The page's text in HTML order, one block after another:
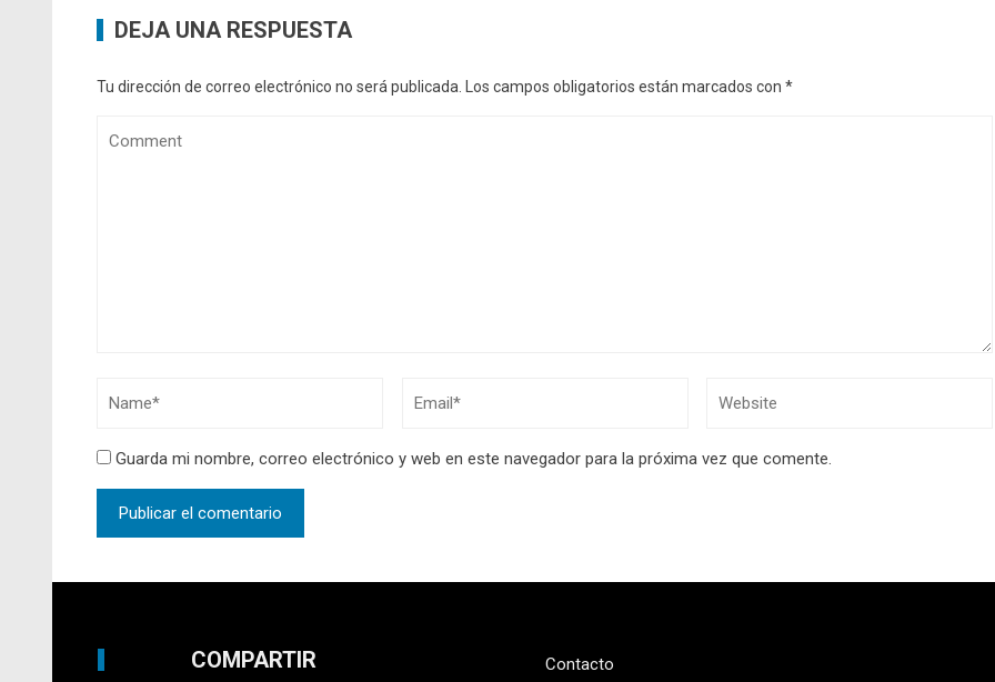
DEJA UNA RESPUESTA
Tu dirección de correo electrónico no será publicada. Los campos obligatorios están marcados con *
Guarda mi nombre, correo electrónico y web en este navegador para la próxima vez que comente.
COMPARTIR Contacto